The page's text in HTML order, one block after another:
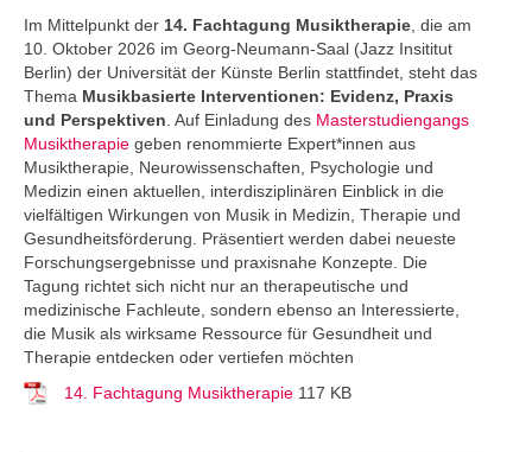
Im Mittelpunkt der 14. Fachtagung Musiktherapie , die am
10. Oktober 2026 im Georg-Neumann-Saal (Jazz Insititut
Berlin) der Universität der Künste Berlin stattfindet, steht das
Thema Musikbasierte Interventionen: Evidenz, Praxis
und Perspektiven . Auf Einladung des Masterstudiengangs
Musiktherapie geben renommierte Expert*innen aus
Musiktherapie, Neurowissenschaften, Psychologie und
Medizin einen aktuellen, interdisziplinären Einblick in die
vielfältigen Wirkungen von Musik in Medizin, Therapie und
Gesundheitsförderung. Präsentiert werden dabei neueste
Forschungsergebnisse und praxisnahe Konzepte. Die
Tagung richtet sich nicht nur an therapeutische und
medizinische Fachleute, sondern ebenso an Interessierte,
die Musik als wirksame Ressource für Gesundheit und
Therapie entdecken oder vertiefen möchten
14. Fachtagung Musiktherapie 117 KB